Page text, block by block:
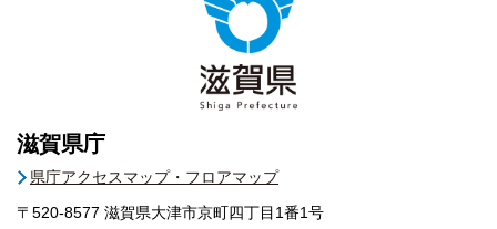
滋賀県庁
県庁アクセスマップ・フロアマップ
〒520-8577 滋賀県大津市京町四丁目1番1号